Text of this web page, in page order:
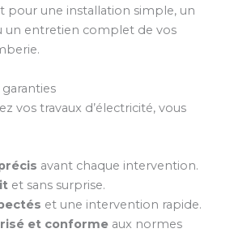
pour une installation simple, un
un entretien complet de vos
vos travaux d’électricité, vous
avant chaque intervention.
et sans surprise.
et une intervention rapide.
et conformeaux normes